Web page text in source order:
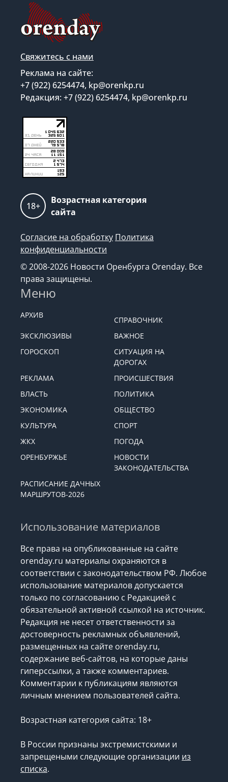
Свяжитесь с нами
Реклама на сайте:
+7 (922) 6254474, kp@orenkp.ru
Редакция: +7 (922) 6254474, kp@orenkp.ru
18+
Возрастная категория
сайта
Согласие на обработку Политика
конфиденциальности
© 2008-2026 Новости Оренбурга Orenday. Все
права защищены.
Меню
АРХИВ
СПРАВОЧНИК
ЭКСКЛЮЗИВЫ
ВАЖНОЕ
ГОРОСКОП
СИТУАЦИЯ НА
ДОРОГАХ
РЕКЛАМА
ПРОИСШЕСТВИЯ
ВЛАСТЬ
ПОЛИТИКА
ЭКОНОМИКА
ОБЩЕСТВО
КУЛЬТУРА
СПОРТ
ЖКХ
ПОГОДА
ОРЕНБУРЖЬЕ
НОВОСТИ
ЗАКОНОДАТЕЛЬСТВА
РАСПИСАНИЕ ДАЧНЫХ
МАРШРУТОВ-2026
Использование материалов
Все права на опубликованные на сайте
orenday.ru материалы охраняются в
соответствии с законодательством РФ. Любое
использование материалов допускается
только по согласованию с Редакцией с
обязательной активной ссылкой на источник.
Редакция не несет ответственности за
достоверность рекламных объявлений,
размещенных на сайте orenday.ru,
содержание веб-сайтов, на которые даны
гиперссылки, а также комментариев.
Комментарии к публикациям являются
личным мнением пользователей сайта.
Возрастная категория сайта: 18+
В России признаны экстремистскими и
запрещеными следующие организации из
списка.